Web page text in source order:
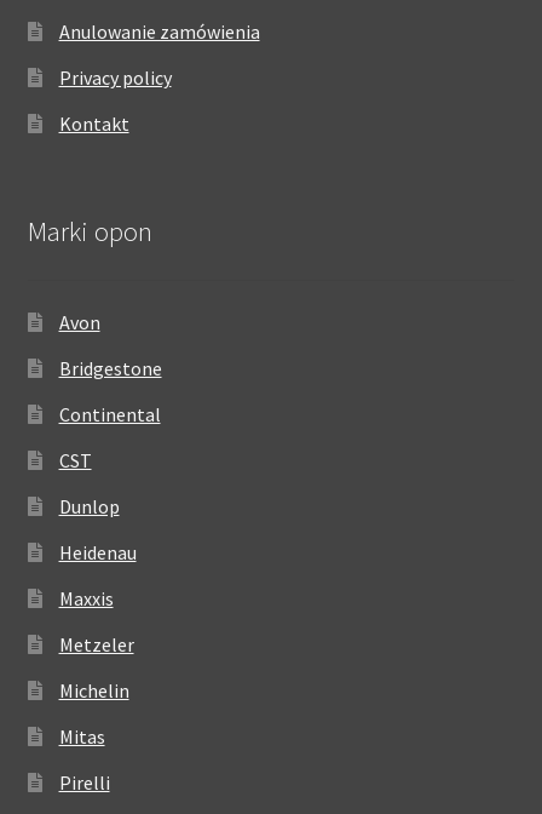
Anulowanie zamówienia
Privacy policy
Kontakt
Marki opon
Avon
Bridgestone
Continental
CST
Dunlop
Heidenau
Maxxis
Metzeler
Michelin
Mitas
Pirelli